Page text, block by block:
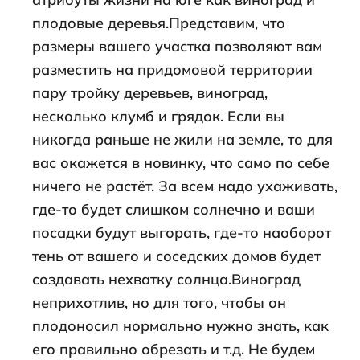
плодовые деревья.Представим, что
размеры вашего участка позволяют вам
разместить на придомовой территории
пару тройку деревьев, виноград,
несколько клумб и грядок. Если вы
никогда раньше не жили на земле, то для
вас окажется в новинку, что само по себе
ничего не растёт. За всем надо ухаживать,
где-то будет слишком солнечно и ваши
посадки будут выгорать, где-то наоборот
тень от вашего и соседских домов будет
создавать нехватку солнца.Виноград
неприхотлив, но для того, чтобы он
плодоносил нормально нужно знать, как
его правильно обрезать и т.д. Не будем